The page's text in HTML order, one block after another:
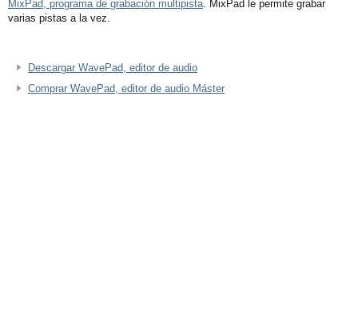
MixPad, programa de grabación multipista. MixPad le permite grabar
varias pistas a la vez.
Descargar WavePad, editor de audio
Comprar WavePad, editor de audio Máster